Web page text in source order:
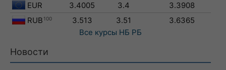
EUR
3.4005 3.4
3.3908
RUB 100 3.513 3.51
3.6365
Все курсы НБ РБ
Новости